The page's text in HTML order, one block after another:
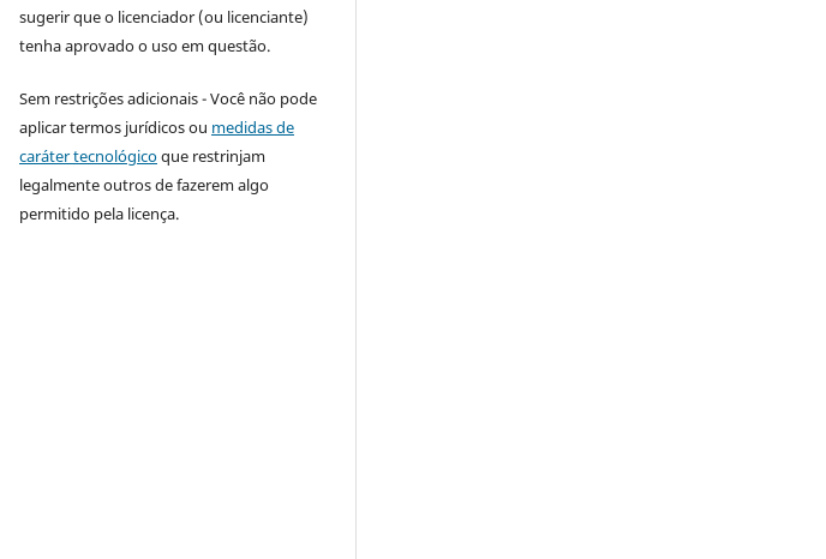
sugerir que o licenciador (ou licenciante)
tenha aprovado o uso em questão.
Sem restrições adicionais - Você não pode
aplicar termos jurídicos ou medidas de
caráter tecnológicoque restrinjam
legalmente outros de fazerem algo
permitido pela licença.